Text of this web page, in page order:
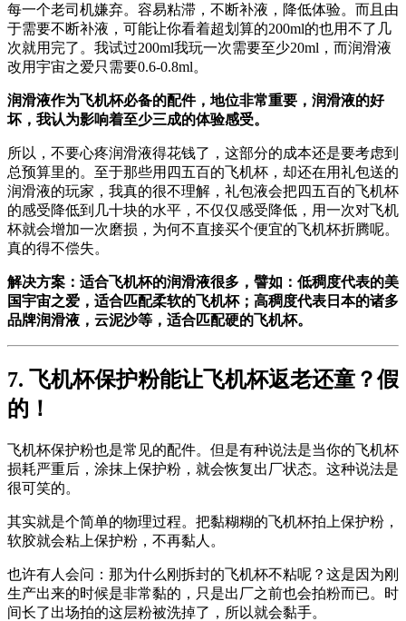
每一个老司机嫌弃。容易粘滞，不断补液，降低体验。而且由
于需要不断补液，可能让你看着超划算的200ml的也用不了几
次就用完了。我试过200ml我玩一次需要至少20ml，而润滑液
改用宇宙之爱只需要0.6-0.8ml。
润滑液作为飞机杯必备的配件，地位非常重要，润滑液的好
坏，我认为影响着至少三成的体验感受。
所以，不要心疼润滑液得花钱了，这部分的成本还是要考虑到
总预算里的。至于那些用四五百的飞机杯，却还在用礼包送的
润滑液的玩家，我真的很不理解，礼包液会把四五百的飞机杯
的感受降低到几十块的水平，不仅仅感受降低，用一次对飞机
杯就会增加一次磨损，为何不直接买个便宜的飞机杯折腾呢。
真的得不偿失。
解决方案：适合飞机杯的润滑液很多，譬如：低稠度代表的美
国宇宙之爱，适合匹配柔软的飞机杯；高稠度代表日本的诸多
品牌润滑液，云泥沙等，适合匹配硬的飞机杯。
7. 飞机杯保护粉能让飞机杯返老还童？假
的！
飞机杯保护粉也是常见的配件。但是有种说法是当你的飞机杯
损耗严重后，涂抹上保护粉，就会恢复出厂状态。这种说法是
很可笑的。
其实就是个简单的物理过程。把黏糊糊的飞机杯拍上保护粉，
软胶就会粘上保护粉，不再黏人。
也许有人会问：那为什么刚拆封的飞机杯不粘呢？这是因为刚
生产出来的时候是非常黏的，只是出厂之前也会拍粉而已。时
间长了出场拍的这层粉被洗掉了，所以就会黏手。